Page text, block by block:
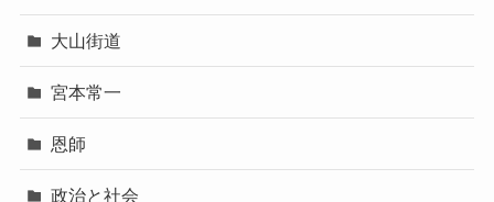
大山街道
宮本常一
恩師
政治と社会